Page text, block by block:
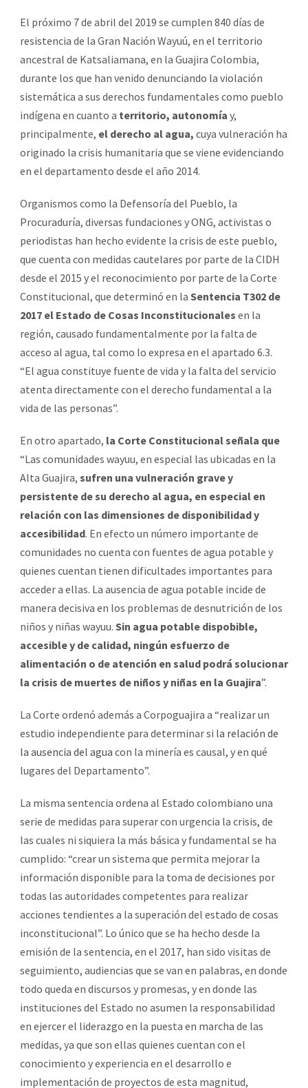
El próximo 7 de abril del 2019 se cumplen 840 días de
resistencia de la Gran Nación Wayuú, en el territorio
ancestral de Katsaliamana, en la Guajira Colombia,
durante los que han venido denunciando la violación
sistemática a sus derechos fundamentales como pueblo
indígena en cuanto a territorio, autonomía y,
principalmente, el derecho al agua, cuya vulneración ha
originado la crisis humanitaria que se viene evidenciando
en el departamento desde el año 2014.
Organismos como la Defensoría del Pueblo, la
Procuraduría, diversas fundaciones y ONG, activistas o
periodistas han hecho evidente la crisis de este pueblo,
que cuenta con medidas cautelares por parte de la CIDH
desde el 2015 y el reconocimiento por parte de la Corte
Constitucional, que determinó en la Sentencia T302 de
2017 el Estado de Cosas Inconstitucionales en la
región, causado fundamentalmente por la falta de
acceso al agua, tal como lo expresa en el apartado 6.3.
“El agua constituye fuente de vida y la falta del servicio
atenta directamente con el derecho fundamental a la
vida de las personas”.
En otro apartado, la Corte Constitucional señala que
“Las comunidades wayuu, en especial las ubicadas en la
Alta Guajira, sufren una vulneración grave y
persistente de su derecho al agua, en especial en
relación con las dimensiones de disponibilidad y
accesibilidad. En efecto un número importante de
comunidades no cuenta con fuentes de agua potable y
quienes cuentan tienen dificultades importantes para
acceder a ellas. La ausencia de agua potable incide de
manera decisiva en los problemas de desnutrición de los
niños y niñas wayuu. Sin agua potable dispobible,
accesible y de calidad, ningún esfuerzo de
alimentación o de atención en salud podrá solucionar
la crisis de muertes de niños y niñas en la Guajira”.
La Corte ordenó además a Corpoguajira a “realizar un
estudio independiente para determinar si la relación de
la ausencia del agua con la minería es causal, y en qué
lugares del Departamento”.
La misma sentencia ordena al Estado colombiano una
serie de medidas para superar con urgencia la crisis, de
las cuales ni siquiera la más básica y fundamental se ha
cumplido: “crear un sistema que permita mejorar la
información disponible para la toma de decisiones por
todas las autoridades competentes para realizar
acciones tendientes a la superación del estado de cosas
inconstitucional”. Lo único que se ha hecho desde la
emisión de la sentencia, en el 2017, han sido visitas de
seguimiento, audiencias que se van en palabras, en donde
todo queda en discursos y promesas, y en donde las
instituciones del Estado no asumen la responsabilidad
en ejercer el liderazgo en la puesta en marcha de las
medidas, ya que son ellas quienes cuentan con el
conocimiento y experiencia en el desarrollo e
implementación de proyectos de esta magnitud,